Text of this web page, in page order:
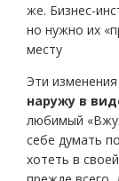
же. Бизнес-
но нужно их
месту
Эти
наружу в
любимый
себе думать
хотеть в